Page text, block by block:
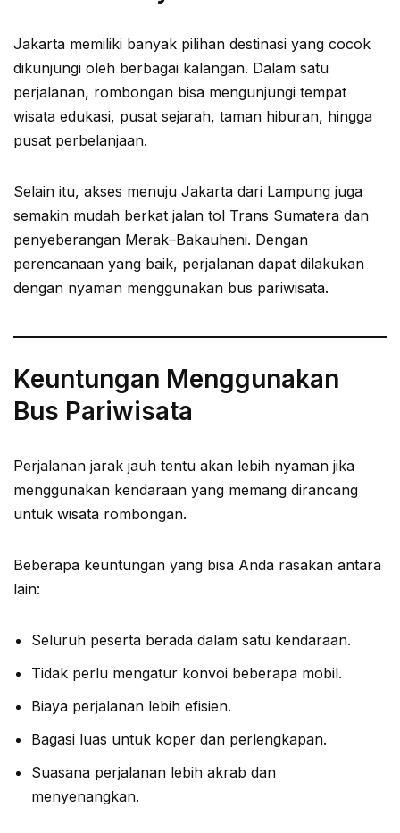
Jakarta memiliki banyak pilihan destinasi yang cocok
dikunjungi oleh berbagai kalangan. Dalam satu
perjalanan, rombongan bisa mengunjungi tempat
wisata edukasi, pusat sejarah, taman hiburan, hingga
pusat perbelanjaan.
Selain itu, akses menuju Jakarta dari Lampung juga
semakin mudah berkat jalan tol Trans Sumatera dan
penyeberangan Merak–Bakauheni. Dengan
perencanaan yang baik, perjalanan dapat dilakukan
dengan nyaman menggunakan bus pariwisata.
Keuntungan Menggunakan
Bus Pariwisata
Perjalanan jarak jauh tentu akan lebih nyaman jika
menggunakan kendaraan yang memang dirancang
untuk wisata rombongan.
Beberapa keuntungan yang bisa Anda rasakan antara
lain:
Seluruh peserta berada dalam satu kendaraan.
Tidak perlu mengatur konvoi beberapa mobil.
Biaya perjalanan lebih efisien.
Bagasi luas untuk koper dan perlengkapan.
Suasana perjalanan lebih akrab dan
menyenangkan.